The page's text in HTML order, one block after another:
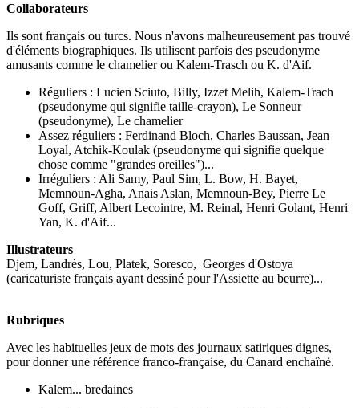
Collaborateurs
Ils sont français ou turcs. Nous n'avons malheureusement pas trouvé
d'éléments biographiques. Ils utilisent parfois des pseudonyme
amusants comme le chamelier ou Kalem-Trasch ou K. d'Aif.
Réguliers : Lucien Sciuto, Billy, Izzet Melih, Kalem-Trach
(pseudonyme qui signifie taille-crayon), Le Sonneur
(pseudonyme), Le chamelier
Assez réguliers : Ferdinand Bloch, Charles Baussan, Jean
Loyal, Atchik-Koulak (pseudonyme qui signifie quelque
chose comme "grandes oreilles")...
Irréguliers : Ali Samy, Paul Sim, L. Bow, H. Bayet,
Memnoun-Agha, Anais Aslan, Memnoun-Bey, Pierre Le
Goff, Griff, Albert Lecointre, M. Reinal, Henri Golant, Henri
Yan, K. d'Aif...
Illustrateurs
Djem, Landrès, Lou, Platek, Soresco, Georges d'Ostoya
(caricaturiste français ayant dessiné pour l'Assiette au beurre)...
Rubriques
Avec les habituelles jeux de mots des journaux satiriques dignes,
pour donner une référence franco-française, du Canard enchaîné.
Kalem... bredaines